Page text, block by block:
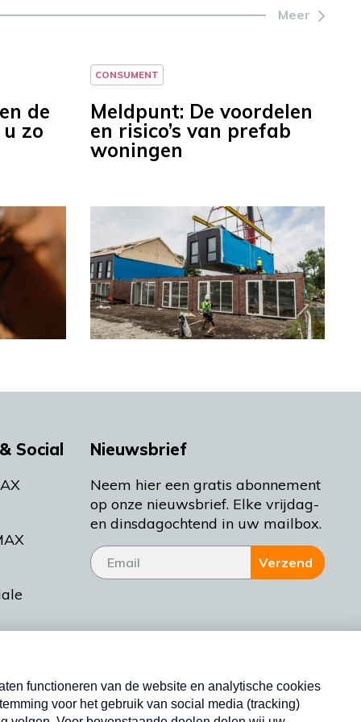
Meer
de
zo
CONSUMENT
Meldpunt: De voordelen
en risico’s van prefab
woningen
Social Nieuwsbrief
Neem hier een gratis abonnement
op onze nieuwsbrief. Elke vrijdag-
en dinsdagochtend in uw mailbox.
Verzend
Nieuwsbrief